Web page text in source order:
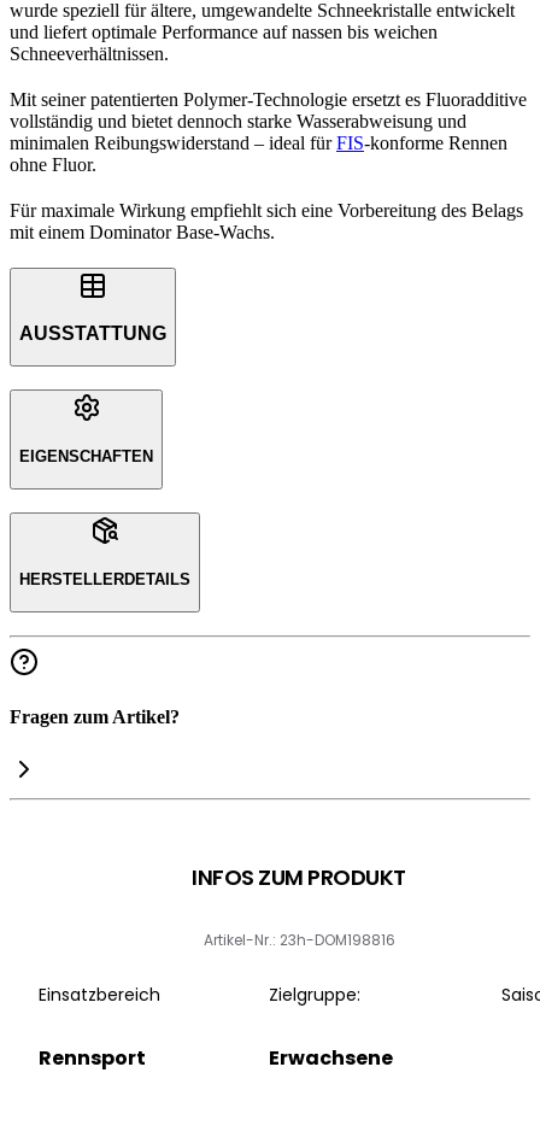
wurde speziell für ältere, umgewandelte Schneekristalle entwickelt
und liefert optimale Performance auf nassen bis weichen
Schneeverhältnissen.
Mit seiner patentierten Polymer-Technologie ersetzt es Fluoradditive
vollständig und bietet dennoch starke Wasserabweisung und
minimalen Reibungswiderstand – ideal fürFIS-konforme Rennen
ohne Fluor.
Für maximale Wirkung empfiehlt sich eine Vorbereitung des Belags
mit einem Dominator Base-Wachs.
AUSSTATTUNG
EIGENSCHAFTEN
HERSTELLERDETAILS
Fragen zum Artikel?
INFOS ZUM PRODUKT
Artikel-Nr.: 23h-DOM198816
Einsatzbereich
Rennsport
Zielgruppe:
Erwachsene